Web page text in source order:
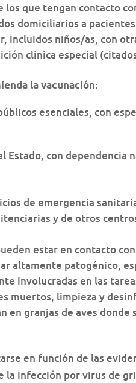
que tengan contacto
domiciliarios a
incluidos niños/as, con
clínica especial
la vacunación:
esenciales, con
Estado, con dependencia
de emergencia
y de otros
estar en contacto
altamente patogénico,
involucradas en las
muertos, limpieza y
en granjas de aves
en función de las
infección por virus de